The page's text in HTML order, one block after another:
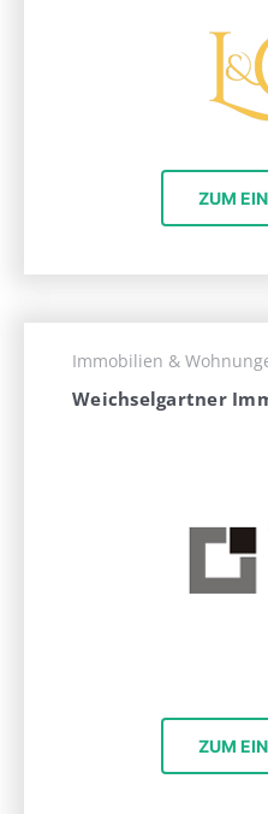
ZUM
Immobilien &
Weichselgartner
ZUM